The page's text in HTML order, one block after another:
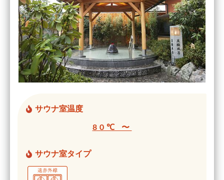
サウナ室温度
80℃ 〜
サウナ室タイプ